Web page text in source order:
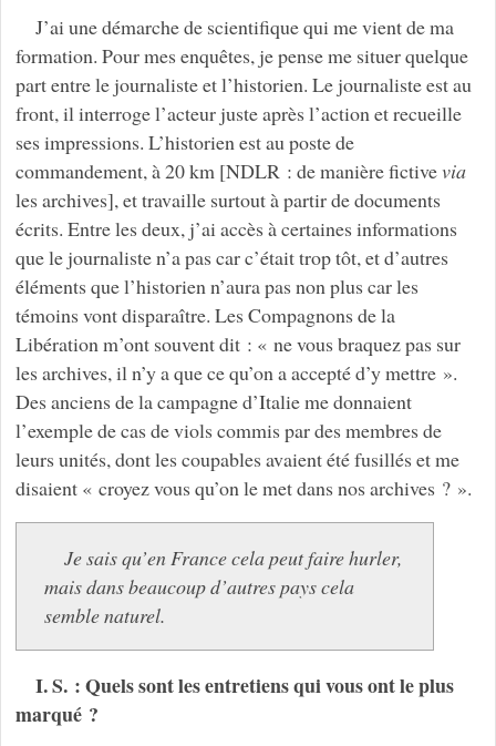
J’ai une démarche de scientifique qui me vient de ma
formation. Pour mes enquêtes, je pense me situer quelque
part entre le journaliste et l’historien. Le journaliste est au
front, il interroge l’acteur juste après l’action et recueille
ses impressions. L’historien est au poste de
commandement, à 20 km [NDLR : de manière fictivevia
les archives], et travaille surtout à partir de documents
écrits. Entre les deux, j’ai accès à certaines informations
que le journaliste n’a pas car c’était trop tôt, et d’autres
éléments que l’historien n’aura pas non plus car les
témoins vont disparaître. Les Compagnons de la
Libération m’ont souvent dit : « ne vous braquez pas sur
les archives, il n’y a que ce qu’on a accepté d’y mettre ».
Des anciens de la campagne d’Italie me donnaient
l’exemple de cas de viols commis par des membres de
leurs unités, dont les coupables avaient été fusillés et me
disaient « croyez vous qu’on le met dans nos archives ? ».
Je sais qu’en France cela peut faire hurler,
mais dans beaucoup d’autres pays cela
semble naturel.
I. S. : Quels sont les entretiens qui vous ont le plus
marqué ?